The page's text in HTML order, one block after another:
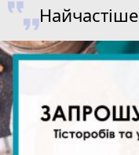
Найчастіше